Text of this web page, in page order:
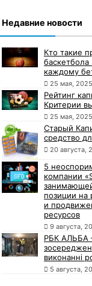
Недавние новости
Кто такие
каждому
25 мая, 2025
Рейтинг
Критерии
25 мая, 2025
Старый
средство
20 августа,
5
компании
позиции на
и
ресурсов
9 августа,
РБК АЛЬБА
виконанні
5 августа,